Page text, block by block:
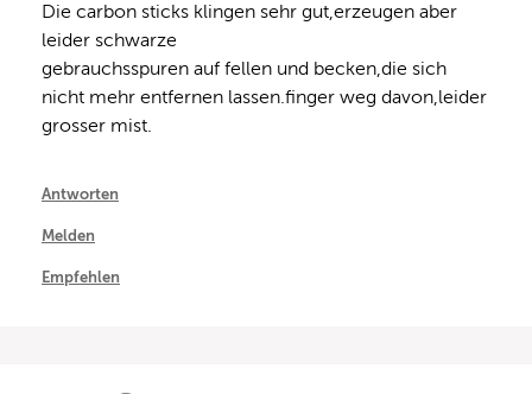
Die carbon sticks klingen sehr gut,erzeugen aber
leider schwarze
gebrauchsspuren auf fellen und becken,die sich
nicht mehr entfernen lassen.finger weg davon,leider
grosser mist.
Antworten
Melden
Empfehlen